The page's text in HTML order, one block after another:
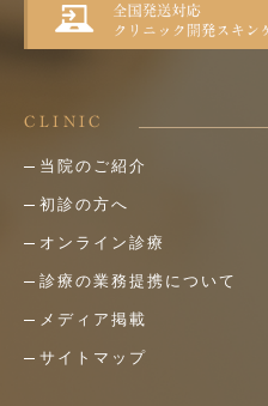
CLINIC
当院のご紹介
初診の方へ
オンライン診療
診療の業務提携について
メディア掲載
サイトマップ